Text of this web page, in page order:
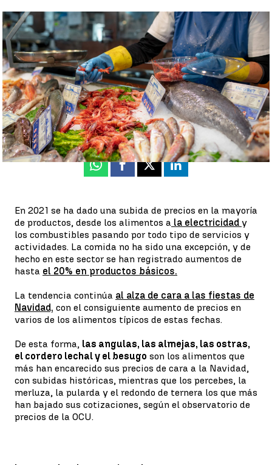
¿Cuáles son los productos que más están subiendo de precio por
Navidad? | A3N
Adolfo Izquierdo |Paz Bailón |Jorge Martínez
Actualizado:07 de diciembre de 2021, 15:38
Publicado:07 de diciembre de 2021, 14:00
Whatsapp
Facebook
X Linkedin
En 2021 se ha dado una subida de precios en la mayoría
de productos, desde los alimentos a la electricidad y
los combustibles pasando por todo tipo de servicios y
actividades. La comida no ha sido una excepción, y de
hecho en este sector se han registrado aumentos de
hasta el 20% en productos básicos.
La tendencia continúa al alza de cara a las fiestas de
Navidad, con el consiguiente aumento de precios en
varios de los alimentos típicos de estas fechas.
De esta forma, las angulas, las almejas, las ostras,
el cordero lechal y el besugo son los alimentos que
más han encarecido sus precios de cara a la Navidad,
con subidas históricas, mientras que los percebes, la
merluza, la pularda y el redondo de ternera los que más
han bajado sus cotizaciones, según el observatorio de
precios de la OCU.